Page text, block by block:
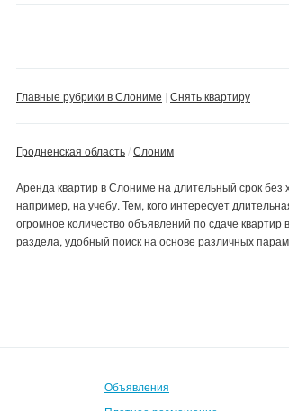
Главные рубрики в Слониме Снять квартиру
Гродненская область Слоним
Аренда квартир в Слониме на длительный срокбез
например, на учебу. Тем, кого интересует
огромное количество объявлений по сдаче
раздела, удобный поиск на основе различных
Объявления